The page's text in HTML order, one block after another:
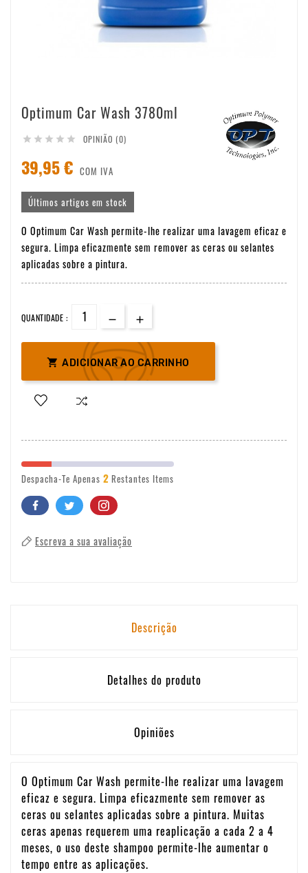
Optimum Car Wash 3780ml
     OPINIÃO (0)
39,95 € COM IVA
Últimos artigos em stock
O Optimum Car Wash permite-lhe realizar uma lavagem eficaz e
segura. Limpa eficazmente sem remover as ceras ou selantes
aplicadas sobre a pintura.
QUANTIDADE :
 ADICIONAR AO CARRINHO
Despacha-Te Apenas 2 Restantes Items
Escreva a sua avaliação
Descrição
Detalhes do produto
Opiniões
O Optimum Car Wash permite-lhe realizar uma lavagem
eficaz e segura. Limpa eficazmente sem remover as
ceras ou selantes aplicadas sobre a pintura. Muitas
ceras apenas requerem uma reaplicação a cada 2 a 4
meses, o uso deste shampoo permite-lhe aumentar o
tempo entre as aplicações.